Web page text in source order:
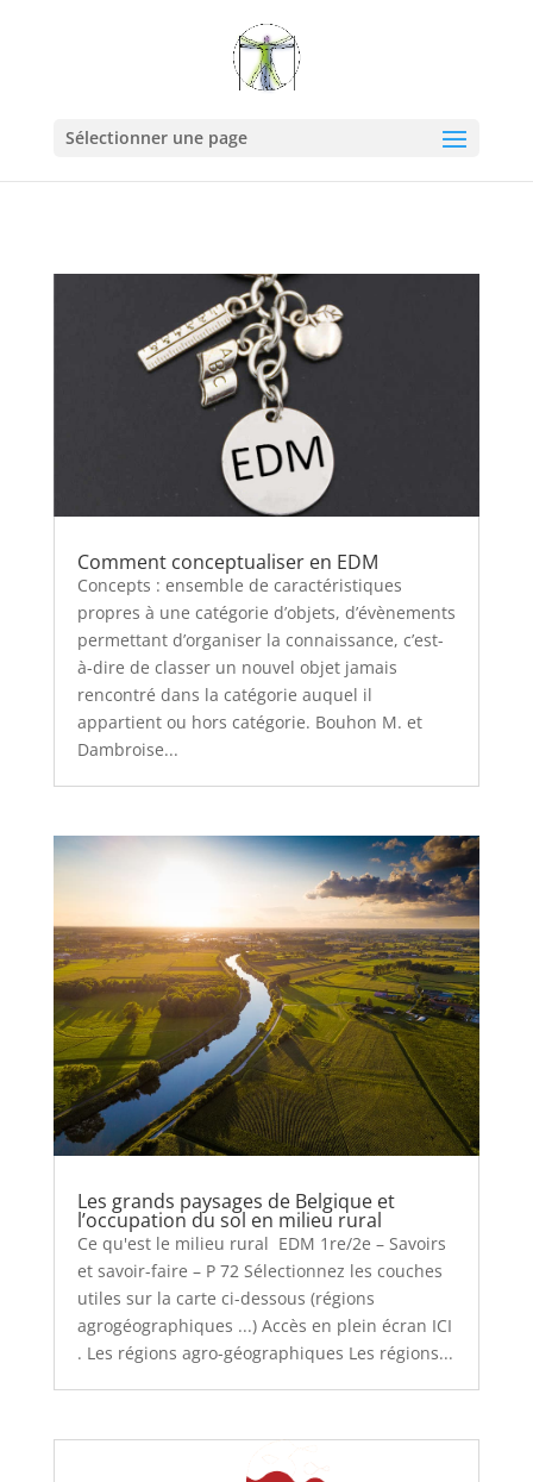
Sélectionner une page
Comment conceptualiser en EDM
Concepts : ensemble de caractéristiques
propres à une catégorie d’objets, d’évènements
permettant d’organiser la connaissance, c’est-
à-dire de classer un nouvel objet jamais
rencontré dans la catégorie auquel il
appartient ou hors catégorie. Bouhon M. et
Dambroise...
Les grands paysages de Belgique et
l’occupation du sol en milieu rural
Ce qu'est le milieu rural EDM 1re/2e – Savoirs
et savoir-faire – P 72 Sélectionnez les couches
utiles sur la carte ci-dessous (régions
agrogéographiques ...) Accès en plein écran ICI
. Les régions agro-géographiques Les régions...